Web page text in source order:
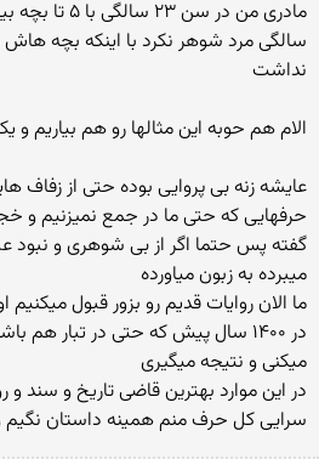
سالگی مرد شوهر نکرد با اینکه بچه
نداشت
الام هم حوبه این مثالها رو هم بیاریم و
عایشه زنه بی پروایی بوده حتی از زفاف
حرفهایی که حتی ما در جمع نمیزنیم و
گفته پس حتما اگر از بی شوهری و نبود
میبرده به زبون میاورده
ما الان روایات قدیم رو بزور قبول
در ۱۴۰۰ سال پیش که حتی در تبار هم
میکنی و نتیجه میگیری
در این موارد بهترین قاضی تاریخ و سند و
سرایی کل حرف منم همینه داستان